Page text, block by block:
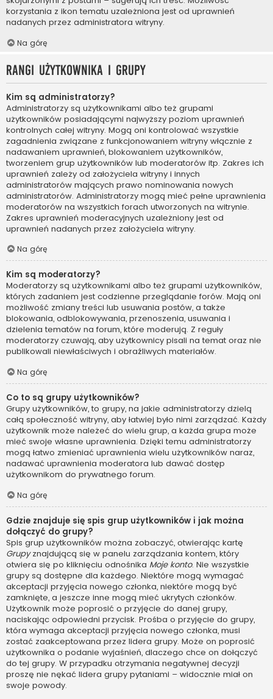
korzystania z ikon tematu uzależniona jest od uprawnień
nadanych przez administratora witryny.
Na górę
Rangi użytkownika i grupy
Kim są administratorzy?
Administratorzy są użytkownikami albo też grupami
użytkowników posiadającymi najwyższy poziom uprawnień
kontrolnych całej witryny. Mogą oni kontrolować wszystkie
zagadnienia związane z funkcjonowaniem witryny włącznie z
nadawaniem uprawnień, blokowaniem użytkowników,
tworzeniem grup użytkowników lub moderatorów itp. Zakres ich
uprawnień zależy od założyciela witryny i innych
administratorów mających prawo nominowania nowych
administratorów. Administratorzy mogą mieć pełne uprawnienia
moderatorów na wszystkich forach utworzonych na witrynie.
Zakres uprawnień moderacyjnych uzależniony jest od
uprawnień nadanych przez założyciela witryny.
Na górę
Kim są moderatorzy?
Moderatorzy są użytkownikami albo też grupami użytkowników,
których zadaniem jest codzienne przeglądanie forów. Mają oni
możliwość zmiany treści lub usuwania postów, a także
blokowania, odblokowywania, przenoszenia, usuwania i
dzielenia tematów na forum, które moderują. Z reguły
moderatorzy czuwają, aby użytkownicy pisali na temat oraz nie
publikowali niewłaściwych i obraźliwych materiałów.
Na górę
Co to są grupy użytkowników?
Grupy użytkowników, to grupy, na jakie administratorzy dzielą
całą społeczność witryny, aby łatwiej było nimi zarządzać. Każdy
użytkownik może należeć do wielu grup, a każda grupa może
mieć swoje własne uprawnienia. Dzięki temu administratorzy
mogą łatwo zmieniać uprawnienia wielu użytkowników naraz,
nadawać uprawnienia moderatora lub dawać dostęp
użytkownikom do prywatnego forum.
Na górę
Gdzie znajduje się spis grup użytkowników i jak można
dołączyć do grupy?
Spis grup użytkowników można zobaczyć, otwierając kartę
Grupyznajdującą się w panelu zarządzania kontem, który
otwiera się po kliknięciu odnośnika Moje konto. Nie wszystkie
grupy są dostępne dla każdego. Niektóre mogą wymagać
akceptacji przyjęcia nowego członka, niektóre mogą być
zamknięte, a jeszcze inne mogą mieć ukrytych członków.
Użytkownik może poprosić o przyjęcie do danej grupy,
naciskając odpowiedni przycisk. Prośba o przyjęcie do grupy,
która wymaga akceptacji przyjęcia nowego członka, musi
zostać zaakceptowana przez lidera grupy. Może on poprosić
użytkownika o podanie wyjaśnień, dlaczego chce on dołączyć
do tej grupy. W przypadku otrzymania negatywnej decyzji
proszę nie nękać lidera grupy pytaniami – widocznie miał on
swoje powody.